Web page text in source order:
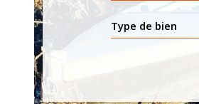
DE L'ANCIEN
Type de bien